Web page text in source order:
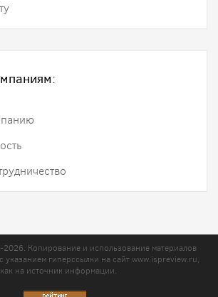
Копирование и использование материалов
указанием гиперссылки на сайтwww.ispreview.ru,
как на источник информации.